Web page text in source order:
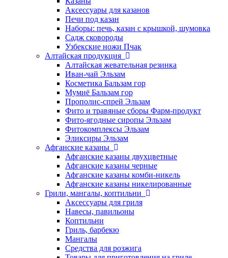
Аксессуары для казанов
Печи под казан
Наборы: печь, казан с крышкой, шумовка
Садж сковороды
Узбекские ножи Пчак
Алтайская продукция
Алтайская жевательная резинка
Иван-чай Эльзам
Косметика Бальзам гор
Мумиё Бальзам гор
Прополис-спрей Эльзам
Фито и травяные сборы Фарм-продукт
Фито-ягодные сиропы Эльзам
Фитокомплексы Эльзам
Эликсиры Эльзам
Афганские казаны
Афганские казаны двухцветные
Афганские казаны черные
Афганские казаны комби-никель
Афганские казаны никелированные
Грили, мангалы, коптильни
Аксессуары для гриля
Навесы, павильоны
Коптильни
Гриль, барбекю
Мангалы
Средства для розжига